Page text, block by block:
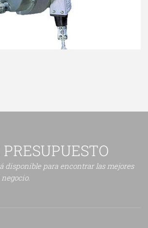
disponible para encontrar las mejores